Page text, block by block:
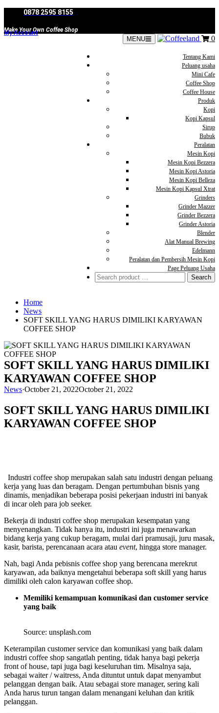
content
0878 2595 8155
Make Your Own Coffee Shop
My Account
MENU 0
Tentang Kami
Peluang usaha
Mini Cafe
Coffee Shop
Coffee House
Produk
Kopi
Kopi Kapsul
Sirup
Bubuk
Peralatan
Mesin Kopi
Mesin Kopi Bezzera
Mesin Kopi Astoria
Mesin Kopi Belleza
Mesin Kopi Kapsul Xtrat
Grinders
Grinder Mazzer
Grinder Bezzera
Grinder Astoria
Blender
Alat Manual Brewing
Edelmann
Peralatan dan Pembersih Mesin Kopi
Page Peluang Usaha
Search
for:
Home
News
SOFT SKILL YANG HARUS DIMILIKI KARYAWAN
COFFEE SHOP
SOFT SKILL YANG HARUS DIMILIKI
KARYAWAN COFFEE SHOP
News·October 21, 2022October 21, 2022
SOFT SKILL YANG HARUS DIMILIKI
KARYAWAN COFFEE SHOP
Industri coffee shop merupakan salah satu industri dengan peluang
kerja yang luas dan beragam. Dengan pertumbuhan bisnis yang
dinamis, menjadikan beberapa posisi pekerjaan industri ini banyak
di incar oleh para job seeker.
Bekerja di industri coffee shop merupakan kesempatan yang
menyenangkan. Tidak hanya itu, industri ini juga menawarkan
bidang kerja yang cukup beragam, mulai dari pramusaji, juru masak,
kasir, barista, perencanaan acara atau event, hingga store manager.
Nah, bagi Anda pebisnis coffee shop yang berencana merekrut
karyawan, ada baiknya mengetahui beberapa soft skill yang harus
dimiliki oleh calon karyawan coffee shop.
Memiliki kemampuan komunikasi dan customer service
yang baik
Source: unsplash.com
Keterampilan customer service dan komunikasi yang baik dalam
industri coffee shop sangatlah penting, tidak hanya bagi pekerja
front of house, tapi juga bagi keseluruhan tim. Misalnya saja,
sebagai waiter / waitress, Anda dituntut untuk dapat menyambut
pelanggan dengan baik. Atau sebagai store manager, sering kali
Anda harus turun tangan dalam menangani keluhan dan kritik
pelanggan.